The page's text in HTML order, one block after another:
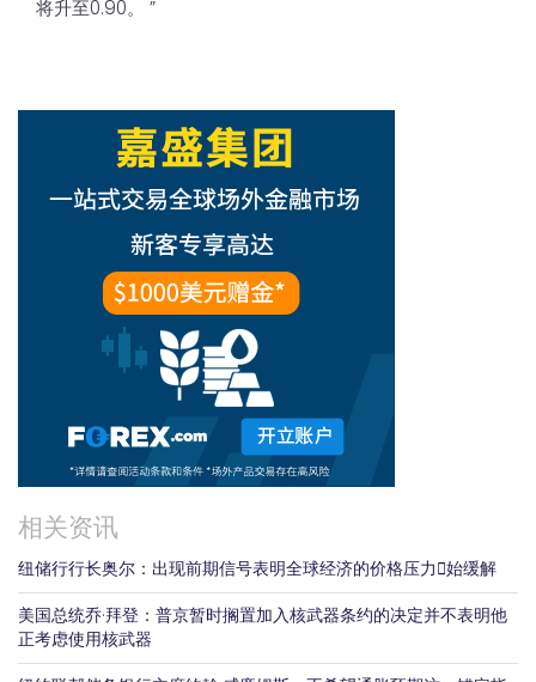
将升至0.90。 ”
相关资讯
纽储行行长奥尔：出现前期信号表明全球经济的价格压力𫔭始缓解
美国总统乔·拜登：普京暂时搁置加入核武器条约的决定并不表明他
正考虑使用核武器